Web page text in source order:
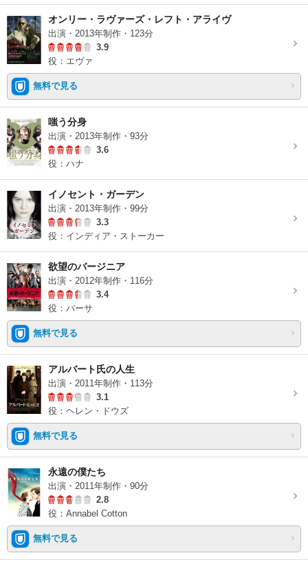
オンリー・ラヴァーズ・レフト・アライヴ
出演・2013年制作・123分
3.9
役：エヴァ
無料で見る
嗤う分身
出演・2013年制作・93分
3.6
役：ハナ
イノセント・ガーデン
出演・2013年制作・99分
3.3
役：インディア・ストーカー
欲望のバージニア
出演・2012年制作・116分
3.4
役：バーサ
無料で見る
アルバート氏の人生
出演・2011年制作・113分
3.1
役：ヘレン・ドウズ
無料で見る
永遠の僕たち
出演・2011年制作・90分
2.8
役：Annabel Cotton
無料で見る